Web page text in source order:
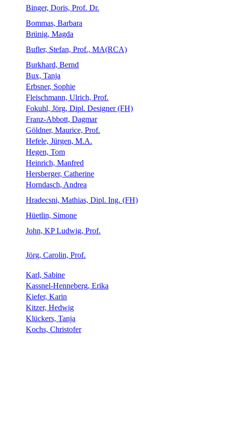
Binger, Doris, Prof. Dr.
Bommas, Barbara
Brünig, Magda
Bufler, Stefan, Prof., MA(RCA)
Burkhard, Bernd
Bux, Tanja
Erbsner, Sophie
Fleischmann, Ulrich, Prof.
Fokuhl, Jörg, Dipl. Designer (FH)
Franz-Abbott, Dagmar
Göldner, Maurice, Prof.
Hefele, Jürgen, M.A.
Hegen, Tom
Heinrich, Manfred
Hersberger, Catherine
Horndasch, Andrea
Hradecsni, Mathias, Dipl. Ing. (FH)
Hüetlin, Simone
John, KP Ludwig, Prof.
Jörg, Carolin, Prof.
Karl, Sabine
Kassnel-Henneberg, Erika
Kiefer, Karin
Kitzer, Hedwig
Klückers, Tanja
Kochs, Christofer